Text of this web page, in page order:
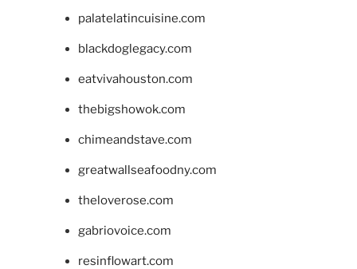
palatelatincuisine.com
blackdoglegacy.com
eatvivahouston.com
thebigshowok.com
chimeandstave.com
greatwallseafoodny.com
theloverose.com
gabriovoice.com
resinflowart.com